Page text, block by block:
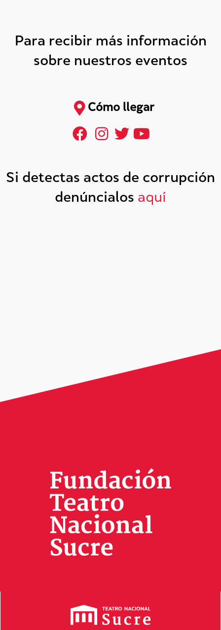
Para recibir más información
sobre nuestros eventos
Cómo llegar
Si detectas actos de corrupción
denúncialos aquí